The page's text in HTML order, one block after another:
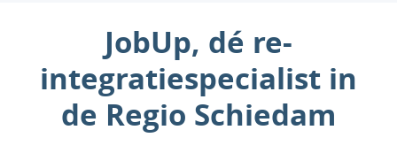
JobUp, dé re-
integratiespecialist in
de Regio Schiedam